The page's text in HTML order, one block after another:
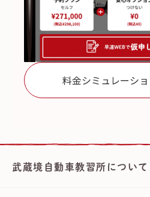
料金シミュレーシ
武蔵境自動車教習所について